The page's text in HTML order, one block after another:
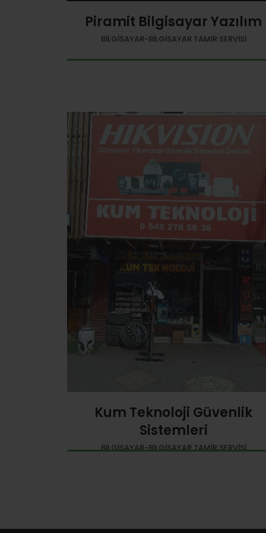
Piramit Bilgisayar Yazılım
BILGISAYAR-BILGISAYAR TAMIR SERVISI
Kum Teknoloji Güvenlik
Sistemleri
BILGISAYAR-BILGISAYAR TAMIR SERVISI